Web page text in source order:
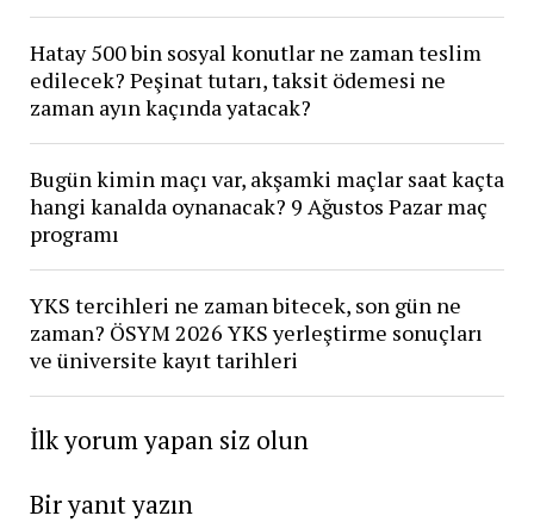
Hatay 500 bin sosyal konutlar ne zaman teslim
edilecek? Peşinat tutarı, taksit ödemesi ne
zaman ayın kaçında yatacak?
Bugün kimin maçı var, akşamki maçlar saat kaçta
hangi kanalda oynanacak? 9 Ağustos Pazar maç
programı
YKS tercihleri ne zaman bitecek, son gün ne
zaman? ÖSYM 2026 YKS yerleştirme sonuçları
ve üniversite kayıt tarihleri
İlk yorum yapan siz olun
Bir yanıt yazın